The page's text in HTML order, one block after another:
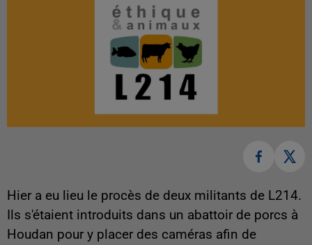
Hier a eu lieu le procès de deux militants de L214.
Ils s'étaient introduits dans un abattoir de porcs à
Houdan pour y placer des caméras afin de